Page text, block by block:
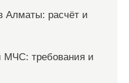
Алматы: расчёт и
МЧС: требования и